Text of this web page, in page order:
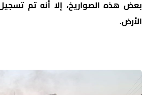
بعض هذه الصواريخ، إلا أنه تم
الأرض.